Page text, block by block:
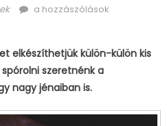
Óriás
szakácsfáklya
nélkül
(glutén
laktózmentes)
a hozzászólások
elkészíthetjük külön-külön kis
szeretnénk a
nagy jénaiban is.